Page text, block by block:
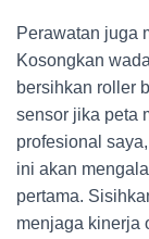
Perawatan juga
Kosongkan
bersihkan roller
sensor jika peta
profesional
ini akan
pertama.
menjaga kinerja